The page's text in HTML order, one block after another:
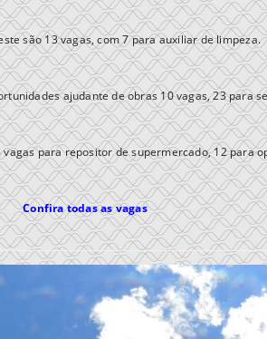
são 13 vagas, com 7 para auxiliar de limpeza.
ajudante de obras 10 vagas, 23 para
vagas para repositor de supermercado, 12 para
Confira todas as vagas